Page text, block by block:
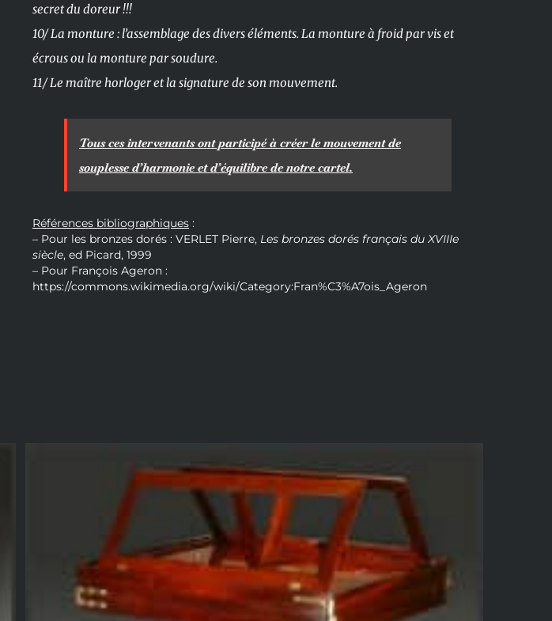
secret du doreur !!!
10/ La monture : l’assemblage des divers éléments. La monture à froid par vis et
écrous ou la monture par soudure.
11/ Le maître horloger et la signature de son mouvement.
Tous ces intervenants ont participé à créer le mouvement de
souplesse d’harmonie et d’équilibre de notre cartel.
Références bibliographiques :
– Pour les bronzes dorés : VERLET Pierre, Les bronzes dorés français du XVIIIe
siècle, ed Picard, 1999
– Pour François Ageron :
https://commons.wikimedia.org/wiki/Category:Fran%C3%A7ois_Ageron